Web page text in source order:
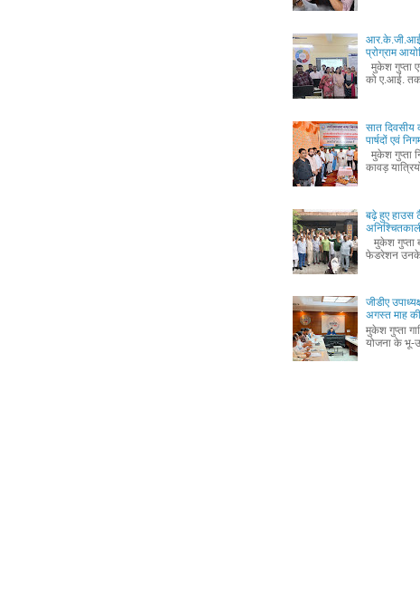
प्रोग्राम
मुकेश गुप्ता
को ए.आई.
सात दिवसीय
पार्षदों एवं
मुकेश गुप्ता
कावड़
बढ़े हुए हाउस
मुकेश गुप्ता
फेडरेशन उनके
जीडीए
अगस्त माह
मुकेश गुप्ता
योजना के भू-